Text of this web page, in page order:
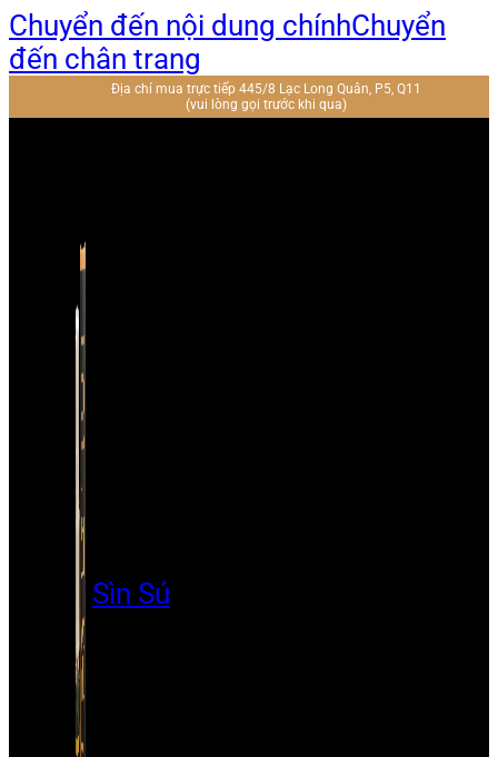
Chuyển đến nội dung chínhChuyển
đến chân trang
Địa chỉ mua trực tiếp 445/8 Lạc Long Quân, P5, Q11
(vui lòng gọi trước khi qua)
Sìn Sú